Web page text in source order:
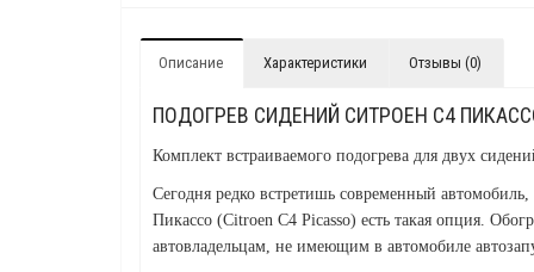
Описание Характеристики Отзывы (0)
ПОДОГРЕВ СИДЕНИЙ СИТРОЕН С4
Комплект встраиваемого подогрева для двух
Сегодня редко встретишь современный
Пикассо (Citroen C4 Picasso) есть такая опция.
автовладельцам, не имеющим в автомобиле